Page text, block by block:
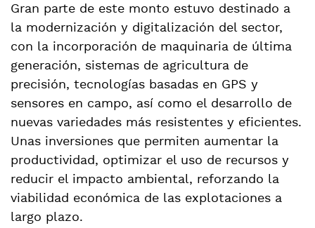
Gran parte de este monto estuvo destinado a
la modernización y digitalización del sector,
con la incorporación de maquinaria de última
generación, sistemas de agricultura de
precisión, tecnologías basadas en GPS y
sensores en campo, así como el desarrollo de
nuevas variedades más resistentes y eficientes.
Unas inversiones que permiten aumentar la
productividad, optimizar el uso de recursos y
reducir el impacto ambiental, reforzando la
viabilidad económica de las explotaciones a
largo plazo.